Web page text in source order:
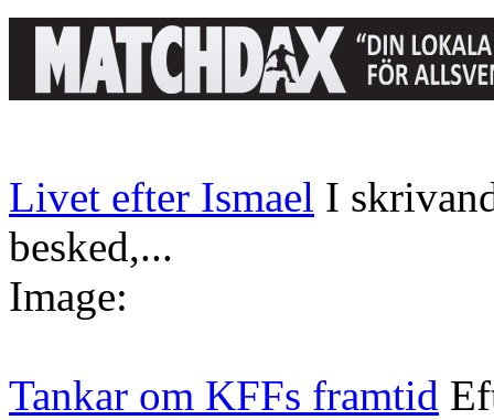
Livet efter Ismael I
besked,...
Image:
Tankar om KFFs framtid